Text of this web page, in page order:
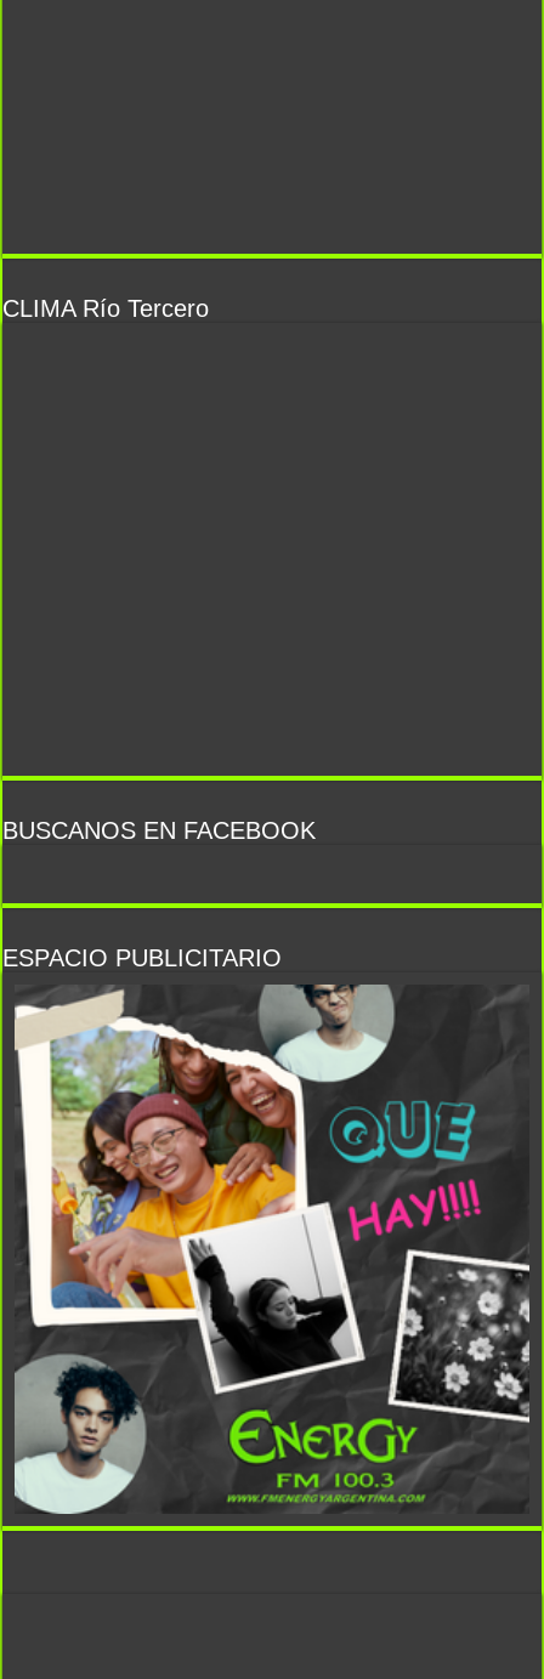
CLIMA Río Tercero
BUSCANOS EN FACEBOOK
ESPACIO PUBLICITARIO